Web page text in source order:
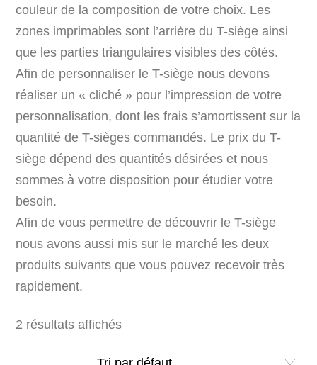
couleur de la composition de votre choix. Les
zones imprimables sont l’arrière du T-siège ainsi
que les parties triangulaires visibles des côtés.
Afin de personnaliser le T-siège nous devons
réaliser un « cliché » pour l’impression de votre
personnalisation, dont les frais s’amortissent sur la
quantité de T-sièges commandés. Le prix du T-
siège dépend des quantités désirées et nous
sommes à votre disposition pour étudier votre
besoin.
Afin de vous permettre de découvrir le T-siège
nous avons aussi mis sur le marché les deux
produits suivants que vous pouvez recevoir très
rapidement.
2 résultats affichés